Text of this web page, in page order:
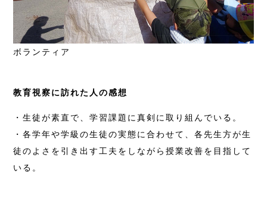
ボランティア
教育視察に訪れた人の感想
・生徒が素直で、学習課題に真剣に取り組んでいる。
・各学年や学級の生徒の実態に合わせて、各先生方が生
徒のよさを引き出す工夫をしながら授業改善を目指して
いる。